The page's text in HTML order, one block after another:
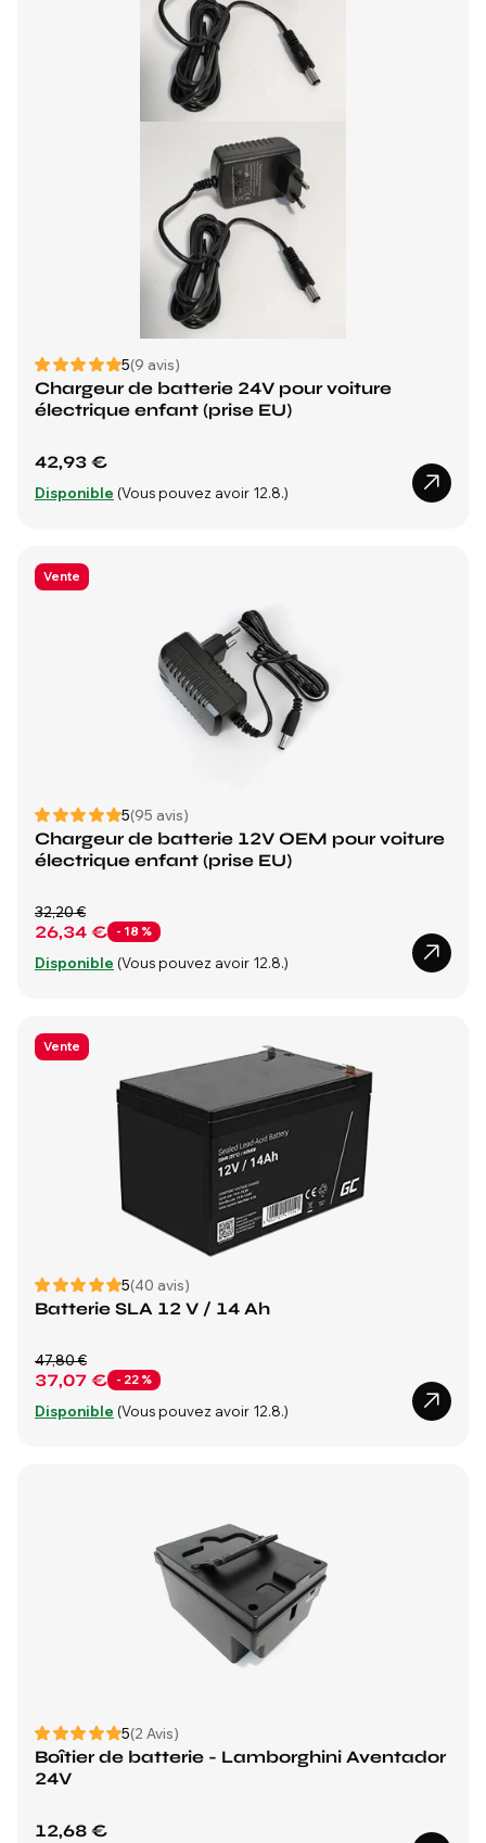
5(9 avis)
Chargeur de batterie 24V pour voiture
électrique enfant (prise EU)
42,93 €
Disponible (Vous pouvez avoir 12.8.)
Vente
5(95 avis)
Chargeur de batterie 12V OEM pour voiture
électrique enfant (prise EU)
26,34 € - 18 %
32,20 €
Disponible (Vous pouvez avoir 12.8.)
Vente
5(40 avis)
Batterie SLA 12 V / 14 Ah
37,07 € - 22 %
47,80 €
Disponible (Vous pouvez avoir 12.8.)
5(2 Avis)
Boîtier de batterie - Lamborghini Aventador
24V
12,68 €